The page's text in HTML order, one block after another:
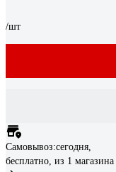
/шт
Самовывоз:сегодня,
бесплатно, из 1 магазина